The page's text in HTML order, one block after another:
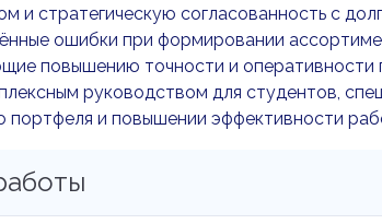
и стратегическую согласованность с
ошибки при формировании
повышению точности и оперативности
руководством для студентов,
портфеля и повышении эффективности